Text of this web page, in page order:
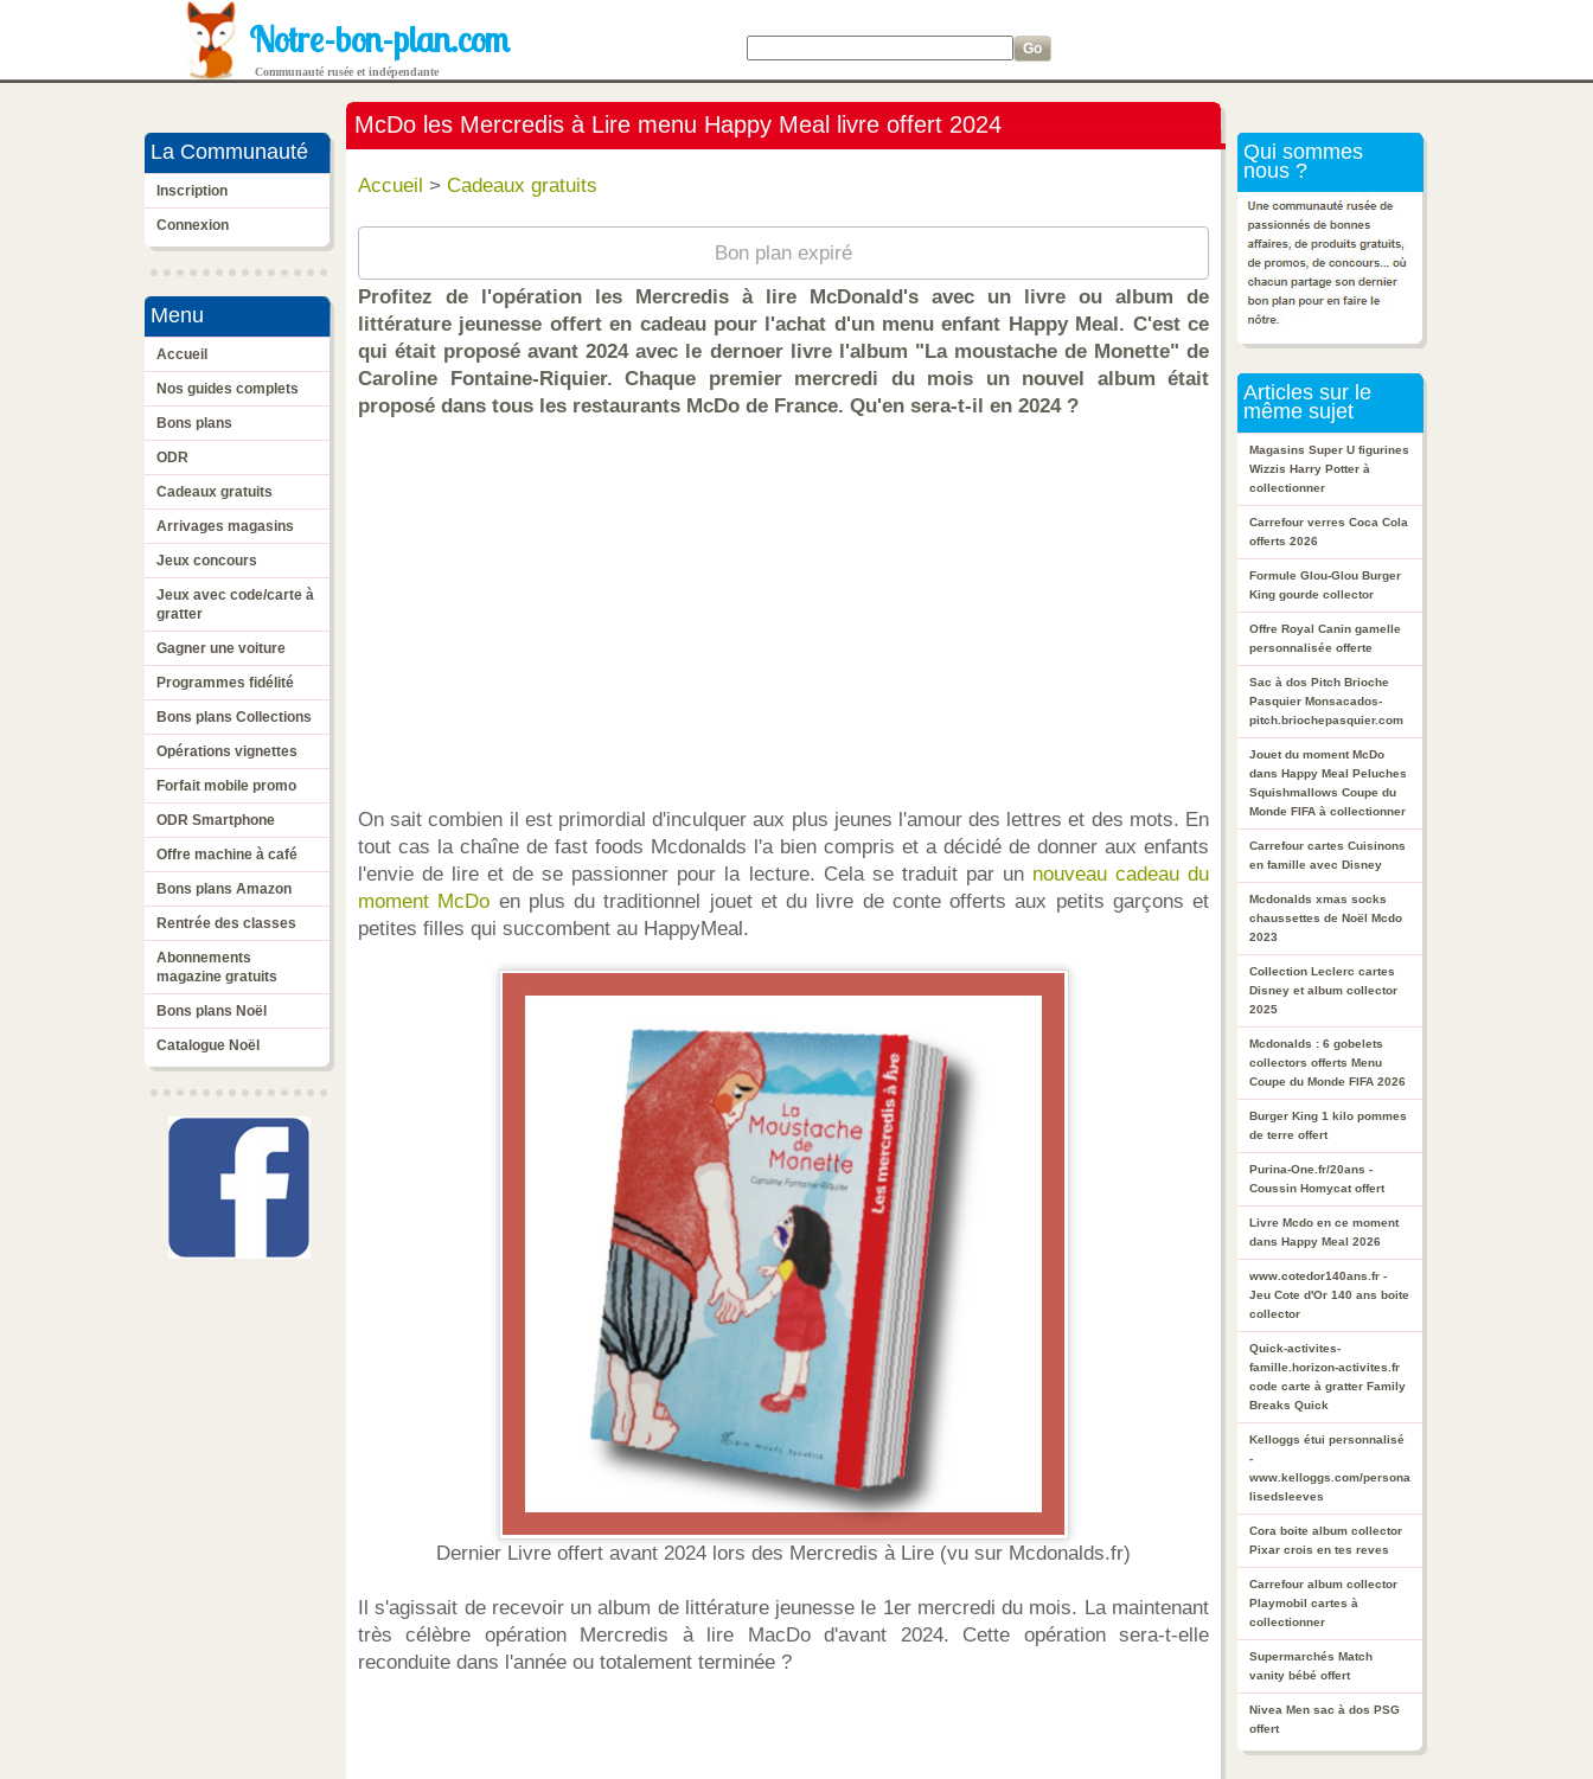
Notre-bon-plan.com
Communauté rusée et indépendante
La Communauté
Inscription
Connexion
Menu
Accueil
Nos guides complets
Bons plans
ODR
Cadeaux gratuits
Arrivages magasins
Jeux concours
Jeux avec code/carte à
gratter
Gagner une voiture
Programmes fidélité
Bons plans Collections
Opérations vignettes
Forfait mobile promo
ODR Smartphone
Offre machine à café
Bons plans Amazon
Rentrée des classes
Abonnements
magazine gratuits
Bons plans Noël
Catalogue Noël
McDo les Mercredis à Lire menu Happy Meal livre offert 2024
Accueil > Cadeaux gratuits
Bon plan expiré
Profitez de l'opération les Mercredis à lire McDonald's avec un livre ou album de
littérature jeunesse offert en cadeau pour l'achat d'un menu enfant Happy Meal. C'est ce
qui était proposé avant 2024 avec le dernoer livre l'album "La moustache de Monette" de
Caroline Fontaine-Riquier. Chaque premier mercredi du mois un nouvel album était
proposé dans tous les restaurants McDo de France. Qu'en sera-t-il en 2024 ?
On sait combien il est primordial d'inculquer aux plus jeunes l'amour des lettres et des mots. En
tout cas la chaîne de fast foods Mcdonalds l'a bien compris et a décidé de donner aux enfants
l'envie de lire et de se passionner pour la lecture. Cela se traduit par un nouveau cadeau du
moment McDo en plus du traditionnel jouet et du livre de conte offerts aux petits garçons et
petites filles qui succombent au HappyMeal.
Dernier Livre offert avant 2024 lors des Mercredis à Lire (vu sur Mcdonalds.fr)
Il s'agissait de recevoir un album de littérature jeunesse le 1er mercredi du mois. La maintenant
très célèbre opération Mercredis à lire MacDo d'avant 2024. Cette opération sera-t-elle
reconduite dans l'année ou totalement terminée ?
Qui sommes
nous ?
Articles sur le
même sujet
Magasins Super U figurines
Wizzis Harry Potter à
collectionner
Carrefour verres Coca Cola
offerts 2026
Formule Glou-Glou Burger
King gourde collector
Offre Royal Canin gamelle
personnalisée offerte
Sac à dos Pitch Brioche
Pasquier Monsacados-
pitch.briochepasquier.com
Jouet du moment McDo
dans Happy Meal Peluches
Squishmallows Coupe du
Monde FIFA à collectionner
Carrefour cartes Cuisinons
en famille avec Disney
Mcdonalds xmas socks
chaussettes de Noël Mcdo
2023
Collection Leclerc cartes
Disney et album collector
2025
Mcdonalds : 6 gobelets
collectors offerts Menu
Coupe du Monde FIFA 2026
Burger King 1 kilo pommes
de terre offert
Purina-One.fr/20ans -
Coussin Homycat offert
Livre Mcdo en ce moment
dans Happy Meal 2026
www.cotedor140ans.fr -
Jeu Cote d'Or 140 ans boite
collector
Quick-activites-
famille.horizon-activites.fr
code carte à gratter Family
Breaks Quick
Kelloggs étui personnalisé
-
www.kelloggs.com/persona
lisedsleeves
Cora boite album collector
Pixar crois en tes reves
Carrefour album collector
Playmobil cartes à
collectionner
Supermarchés Match
vanity bébé offert
Nivea Men sac à dos PSG
offert